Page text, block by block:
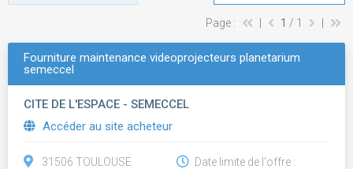
Page : 1 / 1
Fourniture maintenance videoprojecteurs planetarium
semeccel
CITE DE L'ESPACE - SEMECCEL
Accéder au site acheteur
31506 TOULOUSE
Date limite de l'offre :